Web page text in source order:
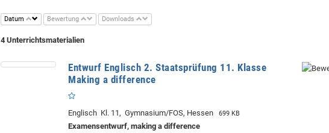
Datum Bewertung Downloads
4 Unterrichtsmaterialien
Entwurf Englisch 2. Staatsprüfung 11. Klasse
Making a difference
Englisch Kl. 11, Gymnasium/FOS, Hessen 699 KB
Examensentwurf, making a difference